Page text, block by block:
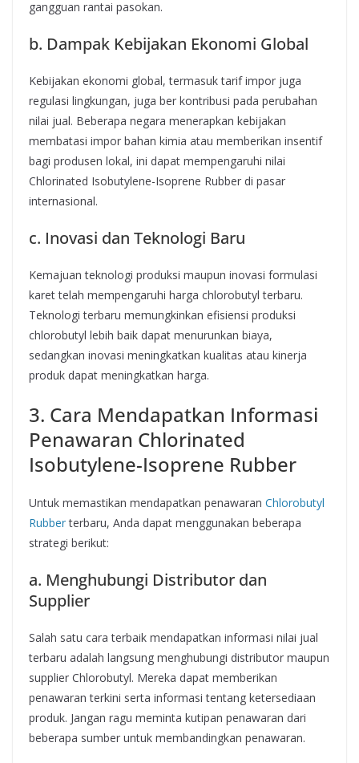
gangguan rantai pasokan.
b. Dampak Kebijakan Ekonomi Global
Kebijakan ekonomi global, termasuk tarif impor juga
regulasi lingkungan, juga ber kontribusi pada perubahan
nilai jual. Beberapa negara menerapkan kebijakan
membatasi impor bahan kimia atau memberikan insentif
bagi produsen lokal, ini dapat mempengaruhi nilai
Chlorinated Isobutylene-Isoprene Rubber di pasar
internasional.
c. Inovasi dan Teknologi Baru
Kemajuan teknologi produksi maupun inovasi formulasi
karet telah mempengaruhi harga chlorobutyl terbaru.
Teknologi terbaru memungkinkan efisiensi produksi
chlorobutyl lebih baik dapat menurunkan biaya,
sedangkan inovasi meningkatkan kualitas atau kinerja
produk dapat meningkatkan harga.
3. Cara Mendapatkan Informasi
Penawaran Chlorinated
Isobutylene-Isoprene Rubber
Untuk memastikan mendapatkan penawaran Chlorobutyl
Rubberterbaru, Anda dapat menggunakan beberapa
strategi berikut:
a. Menghubungi Distributor dan
Supplier
Salah satu cara terbaik mendapatkan informasi nilai jual
terbaru adalah langsung menghubungi distributor maupun
supplier Chlorobutyl. Mereka dapat memberikan
penawaran terkini serta informasi tentang ketersediaan
produk. Jangan ragu meminta kutipan penawaran dari
beberapa sumber untuk membandingkan penawaran.